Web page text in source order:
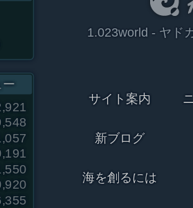
1.023world - ヤド
サイト案内
新ブログ
海を創るには